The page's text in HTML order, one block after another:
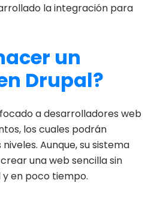
la integración para
un
Drupal?
a desarrolladores web
los cuales podrán
Aunque, su sistema
una web sencilla sin
en poco tiempo.